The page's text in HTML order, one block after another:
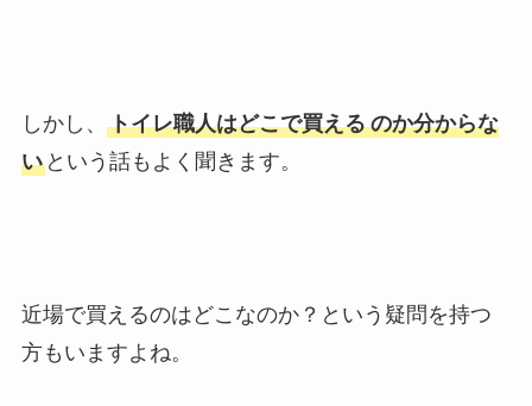
しかし、 トイレ職人はどこで買える のか分からな
いという話もよく聞きます。
近場で買えるのはどこなのか？という疑問を持つ
方もいますよね。